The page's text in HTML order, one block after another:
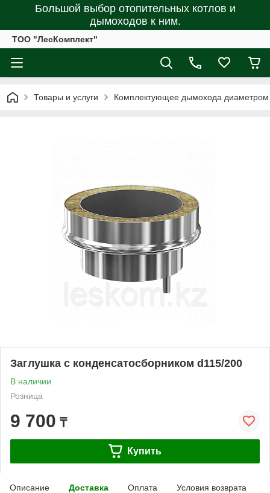
Большой выбор отопительных котлов и
дымоходов к ним.
ТОО "ЛесКомплект"
Товары и услуги Комплектующее дымохода диаметром
Заглушка с конденсатосборником d115/200
В наличии
Розница
9 700 ₸
Купить
Описание Доставка Оплата Условия возврата